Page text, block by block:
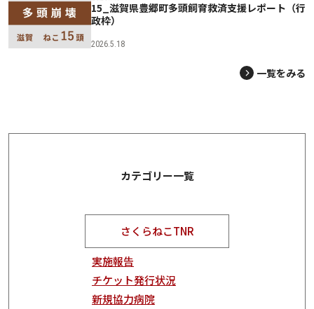
15_滋賀県豊郷町多頭飼育救済支援レポート（行
政枠）
2026.5.18
一覧をみる
カテゴリー一覧
さくらねこTNR
実施報告
チケット発行状況
新規協力病院